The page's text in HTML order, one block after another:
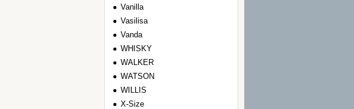
Vanilla
Vasilisa
Vanda
WHISKY
WALKER
WATSON
WILLIS
Х-Size